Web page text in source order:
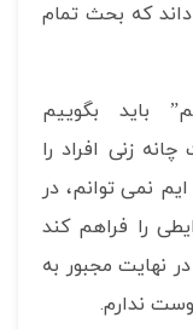
که بحث تمام
باید بگوییم
زنی افراد را
نمی توانم، در
را فراهم کند
نهایت مجبور به
ندارم.